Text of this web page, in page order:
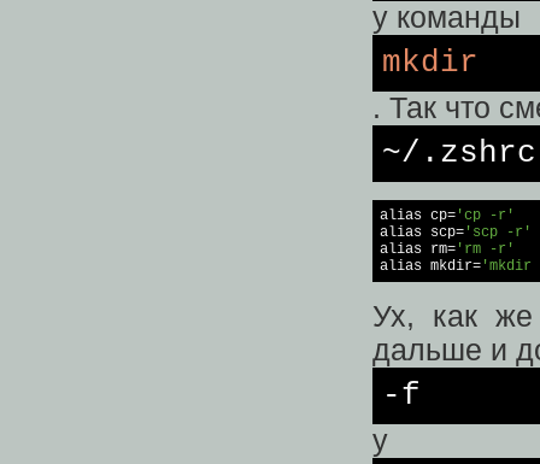
у команды
mkdir
. Так что
~/.zshrc
alias cp= 'cp -r'
alias scp= 'scp -r'
alias rm= 'rm -r'
alias mkdir=
Ух, как
дальше и
-f
у